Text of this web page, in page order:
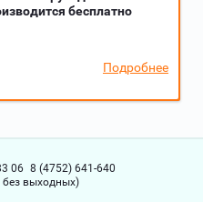
бесплатно
Подробнее
06 8 (4752) 641-640
без выходных)